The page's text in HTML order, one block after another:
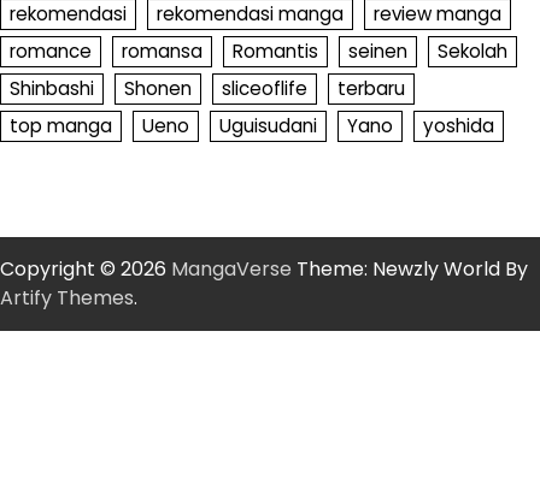
rekomendasi
rekomendasi manga
review manga
romance
romansa Romantis seinen
Sekolah
Shinbashi
Shonen sliceoflife
terbaru
top manga
Ueno Uguisudani Yano yoshida
Copyright © 2026 MangaVerse Theme: Newzly World By
Artify Themes.